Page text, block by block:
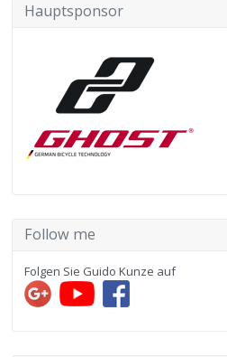
Hauptsponsor
Follow me
Folgen Sie Guido Kunze auf